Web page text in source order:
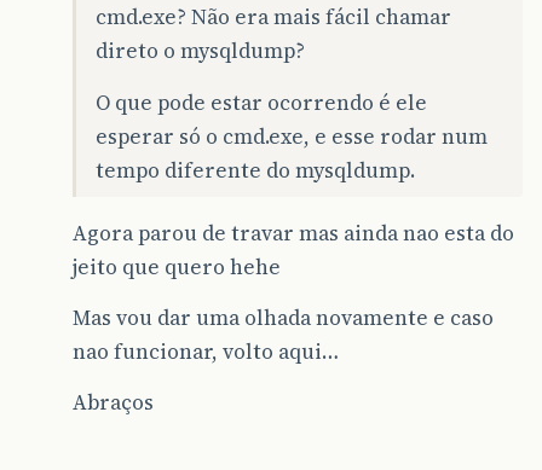
cmd.exe? Não era mais fácil chamar
direto o mysqldump?
O que pode estar ocorrendo é ele
esperar só o cmd.exe, e esse rodar num
tempo diferente do mysqldump.
Agora parou de travar mas ainda nao esta do
jeito que quero hehe
Mas vou dar uma olhada novamente e caso
nao funcionar, volto aqui…
Abraços